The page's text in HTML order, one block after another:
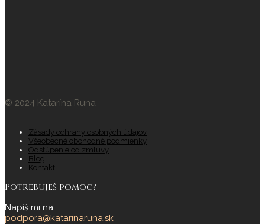
© 2024 Katarína Runa
Zásady ochrany osobných údajov
Všeobecné obchodné podmienky
Odstúpenie od zmluvy
Blog
Kontakt
Potrebuješ pomoc?
Napíš mi na
podpora@katarinaruna.sk